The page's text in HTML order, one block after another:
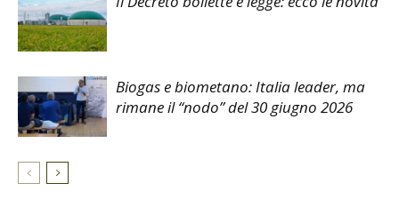
Biogas e biometano: Italia leader, ma
rimane il “nodo” del 30 giugno 2026